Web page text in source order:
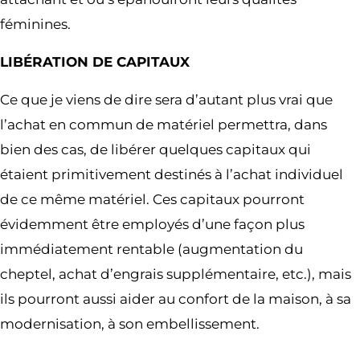
féminines.
LIBÉRATION DE CAPITAUX
Ce que je viens de dire sera d’autant plus vrai que
l’achat en commun de matériel permettra, dans
bien des cas, de libérer quelques capitaux qui
étaient primitivement destinés à l’achat individuel
de ce même matériel. Ces capitaux pourront
évidemment être employés d’une façon plus
immédiatement rentable (augmentation du
cheptel, achat d’engrais supplémentaire, etc.), mais
ils pourront aussi aider au confort de la maison, à sa
modernisation, à son embellissement.